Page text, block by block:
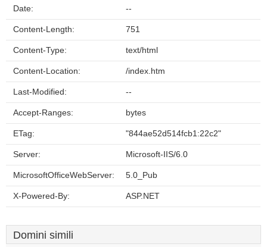
Date: --
Content-Length: 751
Content-Type: text/html
Content-Location: /index.htm
Last-Modified: --
Accept-Ranges: bytes
ETag: "844ae52d514fcb1:22c2"
Server: Microsoft-IIS/6.0
MicrosoftOfficeWebServer: 5.0_Pub
X-Powered-By: ASP.NET
Domini simili